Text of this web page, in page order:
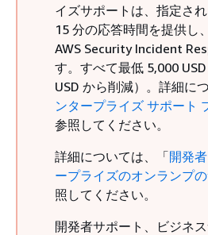
イズサポートは、指定され
15 分の応答時間を提供し
AWS Security Incident
す。すべて最低 5,000
USD から削減）。詳細につ
ンタープライズ サポート
参照してください。
詳細については、「開発
ープライズのオンランプ
照してください。
開発者サポート、ビジネ